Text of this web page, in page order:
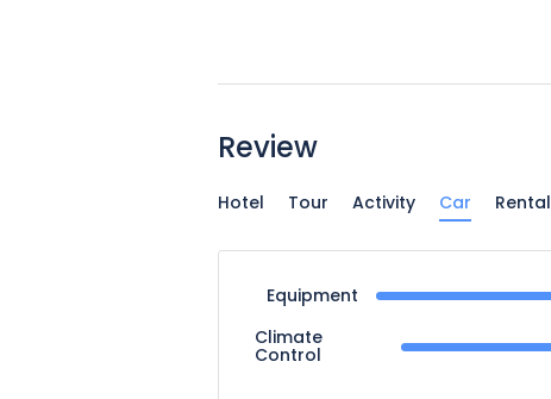
Review
Hotel Tour Activity Car Rental
Equipment
Climate
Control